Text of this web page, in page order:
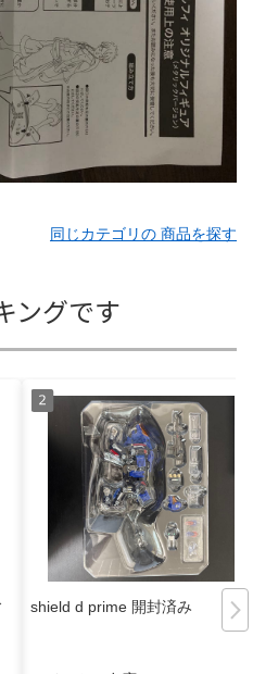
同じカテゴリの 商品を探す
ングです
shield d prime 開封済み